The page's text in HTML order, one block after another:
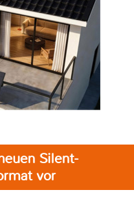
Silent-
vor